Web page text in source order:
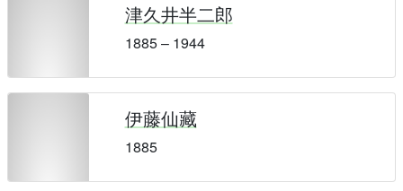
津久井半二郎
1885 – 1944
伊藤仙藏
1885